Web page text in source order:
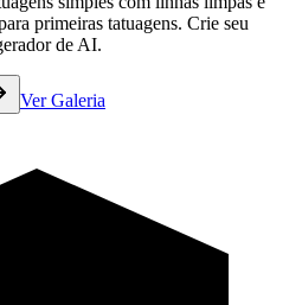
primeiras tatuagens. Crie seu
de AI.
Ver Galeria